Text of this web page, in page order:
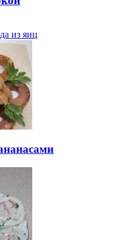
из яиц